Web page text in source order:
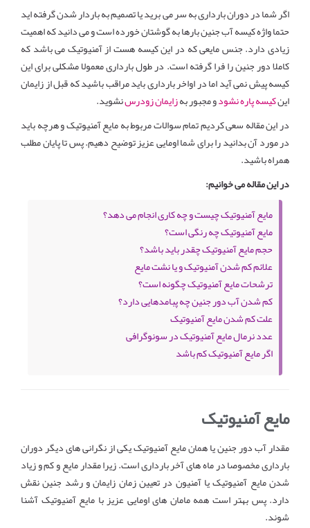
اگر شما در دوران بارداری به سر می برید یا تصمیم به باردار شدن گرفته اید
حتما واژه کیسه آب جنین بارها به گوشتان خورده است و می دانید که اهمیت
زیادی دارد. جنس مایعی که در این کیسه هست از آمنیوتیک می باشد که
کاملا دور جنین را فرا گرفته است. در طول بارداری معمولا مشکلی برای این
کیسه پیش نمی آید اما در اواخر بارداری باید مراقب باشید که قبل از زایمان
اینکیسه پاره نشودو مجبور بهزایمان زودرسنشوید.
در این مقاله سعی کردیم تمام سوالات مربوط به مایع آمنیوتیک و هرچه باید
در مورد آن بدانید را برای شما اومایی عزیز توضیح دهیم. پس تا پایان مطلب
همراه باشید.
در این مقاله می خوانیم:
مایع آمنیوتیک چیست و چه کاری انجام می دهد؟
مایع آمنیوتیک چه رنگی است؟
حجم مایع آمنیوتیک چقدر باید باشد؟
علائم کم شدن آمنیوتیک و یا نشت مایع
ترشحات مایع آمنیوتیک چگونه است؟
کم شدن آب دور جنین چه پبامدهایی دارد؟
علت کم شدن مایع آمنیوتیک
عدد نرمال مایع آمنیوتیک در سونوگرافی
اگر مایع آمنیوتیک کم باشد
مایع آمنیوتیک
مقدار آب دور جنین یا همان مایع آمنیوتیک یکی از نگرانی های دیگر دوران
بارداری مخصوصا در ماه های آخر بارداری است. زیرا مقدار مایع و کم و زیاد
شدن مایع آمنیوتیک یا آمنیون در تعیین زمان زایمان و رشد جنین نقش
دارد. پس بهتر است همه مامان های اومایی عزیز با مایع آمنیوتیک آشنا
شوند.